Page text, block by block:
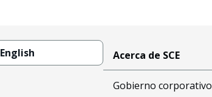
English Acerca de SCE
Gobierno corporativo